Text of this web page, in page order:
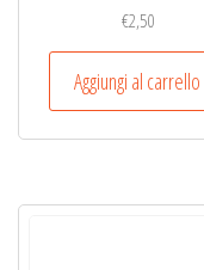
€2,50
Aggiungi al carrello